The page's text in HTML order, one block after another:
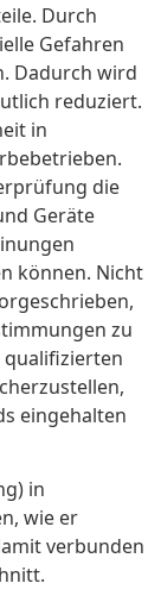
Durch
Gefahren
Dadurch wird
reduziert.
in
die
Geräte
können. Nicht
zu
qualifizierten
eingehalten
in
wie er
verbunden